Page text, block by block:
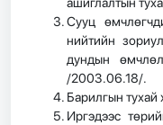
Сууц
нийтийн
дундын
/2003.06.18/.
Барилгын
Иргэдээс